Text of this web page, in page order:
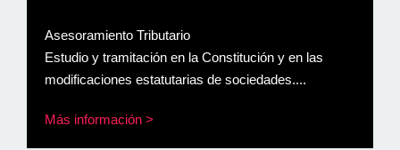
Asesoramiento Tributario
Estudio y tramitación en la Constitución y en las
modificaciones estatutarias de sociedades....
Más información >